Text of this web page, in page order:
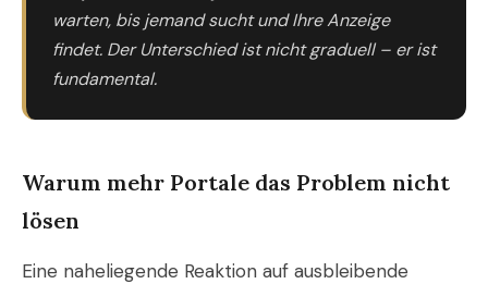
warten, bis jemand sucht und Ihre Anzeige
findet. Der Unterschied ist nicht graduell – er ist
fundamental.
Warum mehr Portale das Problem nicht
lösen
Eine naheliegende Reaktion auf ausbleibende